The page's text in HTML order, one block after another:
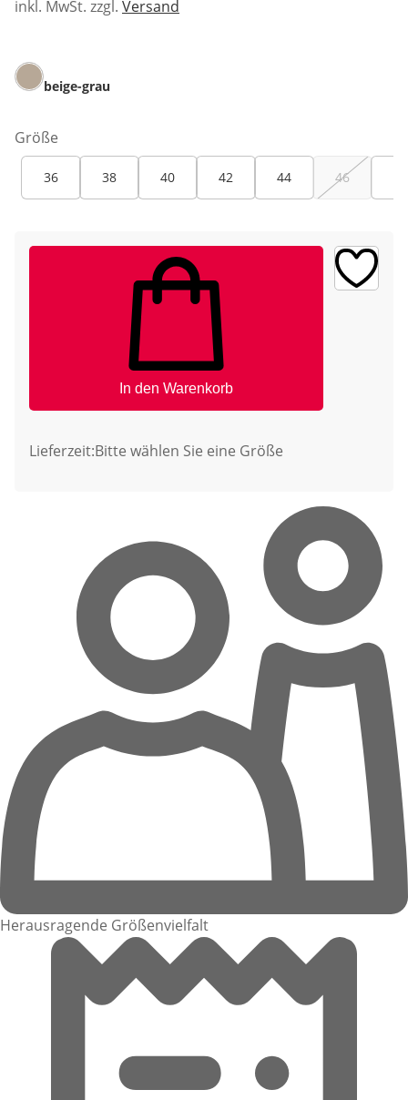
inkl. MwSt. zzgl. Versand
beige-grau
Größe
36 38 40 42 44 46
In den Warenkorb
Lieferzeit:Bitte wählen Sie eine Größe
Herausragende Größenvielfalt